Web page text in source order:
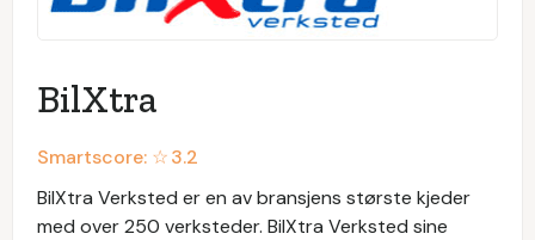
BilXtra
Smartscore: ☆3.2
BilXtra Verksted er en av bransjens største kjeder
med over 250 verksteder. BilXtra Verksted sine